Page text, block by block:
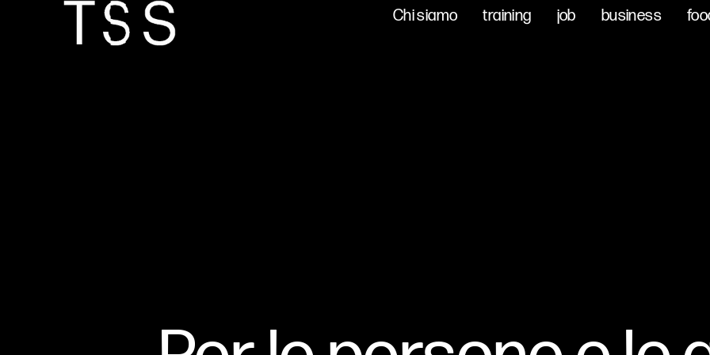
Chi siamo training job business
Chi siamo training job business